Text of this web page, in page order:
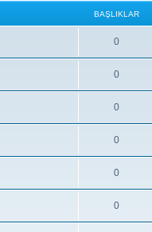
BAŞLIKLAR
0
0
0
0
0
0